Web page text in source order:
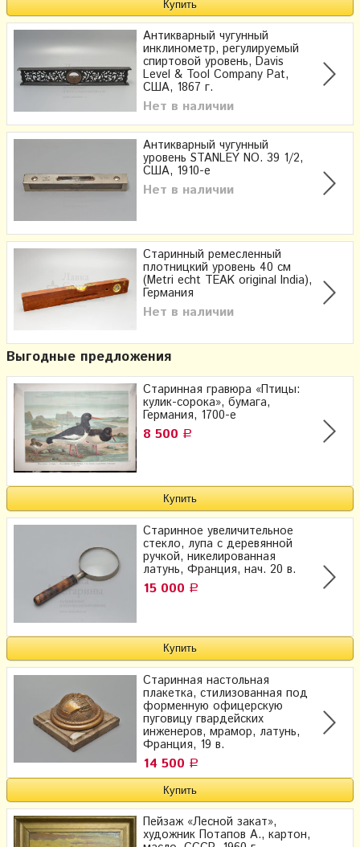
Антикварный чугунный
инклинометр, регулируемый
спиртовой уровень, Davis
Level & Tool Company Pat,
США, 1867 г.
Нет в наличии
Антикварный чугунный
уровень STANLEY NO. 39 1/2,
США, 1910-е
Нет в наличии
Старинный ремесленный
плотницкий уровень 40 см
(Metri echt TEAK original India),
Германия
Нет в наличии
Выгодные предложения
Старинная гравюра «Птицы:
кулик-сорока», бумага,
Германия, 1700-е
8 500 Р
Старинное увеличительное
стекло, лупа с деревянной
ручкой, никелированная
латунь, Франция, нач. 20 в.
15 000 Р
Старинная настольная
плакетка, стилизованная под
форменную офицерскую
пуговицу гвардейских
инженеров, мрамор, латунь,
Франция, 19 в.
14 500 Р
Пейзаж «Лесной закат»,
художник Потапов А., картон,